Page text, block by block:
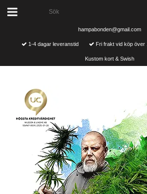
hampabonden@gmail.com
1-4 dagar leveranstid Fri frakt vid köp över
Kustom kort & Swish